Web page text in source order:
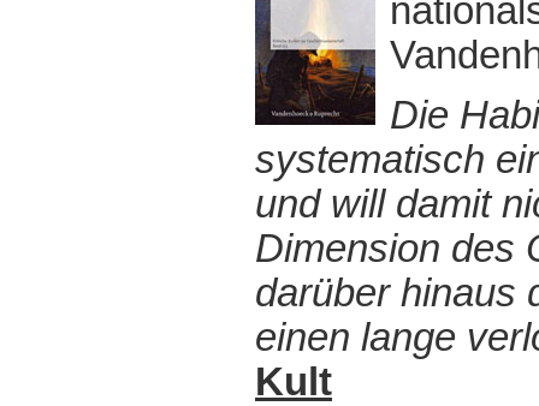
Die
systematisch
und will damit
Dimension des
darüber hinaus
einen lange
Kult